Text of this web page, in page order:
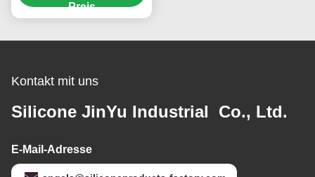
Preis
Kontakt mit uns
Silicone JinYu Industrial Co., Ltd.
E-Mail-Adresse